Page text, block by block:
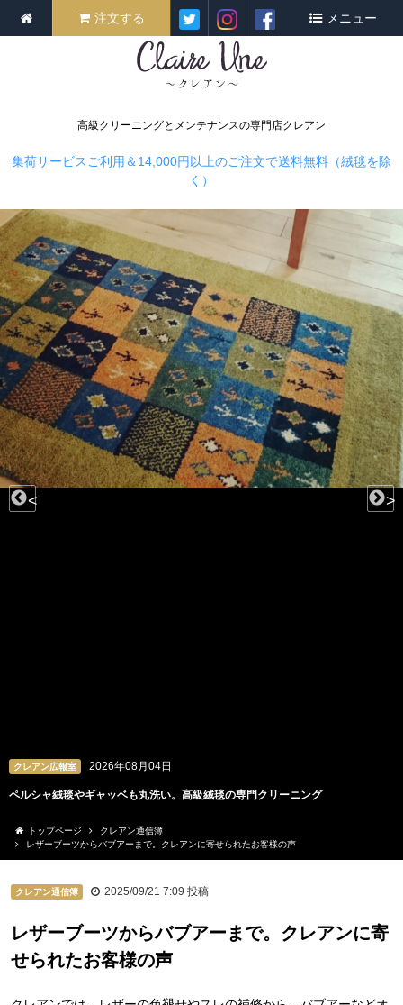
高級クリーニングとメンテナンスの専門店クレアン
注文する メニュー
集荷サービスご利用＆14,000円以上のご注文で送料無料（絨毯を除
く）
クレアン広報室 2026年08月04日
ペルシャ絨毯やギャッベも丸洗い。高級絨毯の専門クリーニング
< >
トップページ
クレアン通信簿
レザーブーツからバブアーまで。クレアンに寄せられたお客様の声
クレアン通信簿 2025/09/21 7:09 投稿
レザーブーツからバブアーまで。クレアンに寄
せられたお客様の声